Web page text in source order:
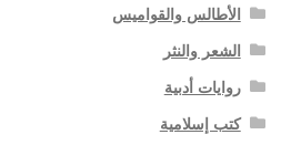
الأطالس والقواميس
الشعر والنثر
روايات أدبية
كتب إسلامية